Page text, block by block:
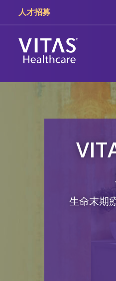
跳轉至主要內容
跳轉至導覽
人才招募
生命末期